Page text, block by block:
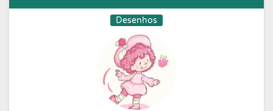
Desenhos